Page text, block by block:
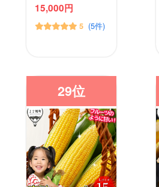
15,000円
5 (5件)
29位